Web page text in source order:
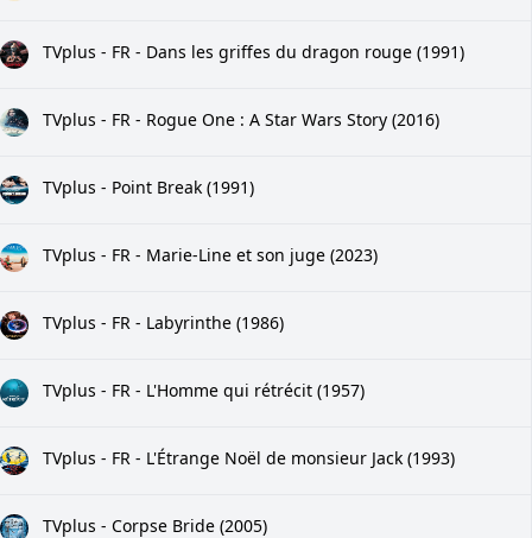
TVplus - FR - Dans les griffes du dragon rouge (1991)
TVplus - FR - Rogue One : A Star Wars Story (2016)
TVplus - Point Break (1991)
TVplus - FR - Marie-Line et son juge (2023)
TVplus - FR - Labyrinthe (1986)
TVplus - FR - L'Homme qui rétrécit (1957)
TVplus - FR - L'Étrange Noël de monsieur Jack (1993)
TVplus - Corpse Bride (2005)